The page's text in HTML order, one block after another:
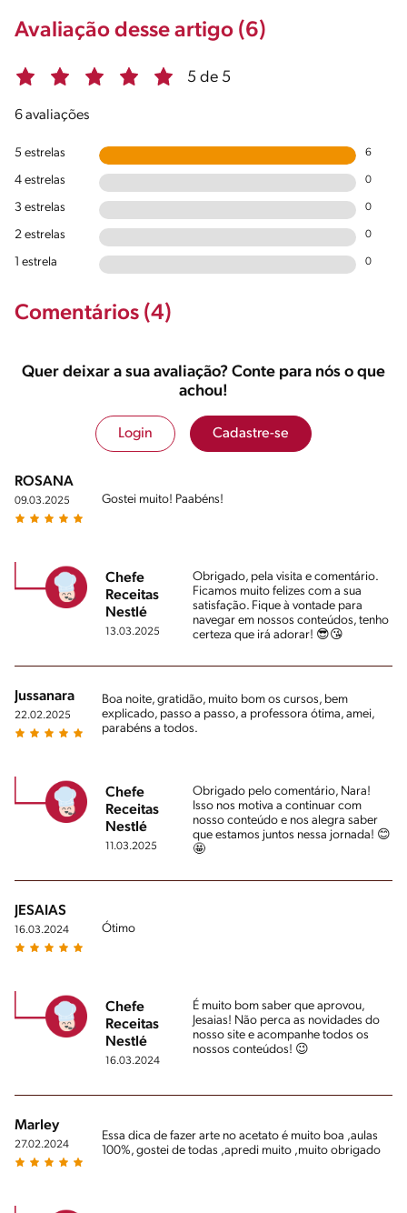
Avaliação desse artigo (6)
5 de 5
6 avaliações
5 estrelas 6
4 estrelas 0
3 estrelas 0
2 estrelas 0
1 estrela 0
Comentários (4)
Quer deixar a sua avaliação? Conte para nós o que
achou!
Login Cadastre-se
ROSANA
09.03.2025 Gostei muito! Paabéns!
Chefe
Receitas
Nestlé
13.03.2025
Obrigado, pela visita e comentário.
Ficamos muito felizes com a sua
satisfação. Fique à vontade para
navegar em nossos conteúdos, tenho
certeza que irá adorar! 😎😘
Jussanara
22.02.2025
Boa noite, gratidão, muito bom os cursos, bem
explicado, passo a passo, a professora ótima, amei,
parabéns a todos.
Chefe
Receitas
Nestlé
11.03.2025
Obrigado pelo comentário, Nara!
Isso nos motiva a continuar com
nosso conteúdo e nos alegra saber
que estamos juntos nessa jornada! 😊
🤩
JESAIAS
16.03.2024 Ótimo
Chefe
Receitas
Nestlé
16.03.2024
É muito bom saber que aprovou,
Jesaias! Não perca as novidades do
nosso site e acompanhe todos os
nossos conteúdos! 😉
Marley
27.02.2024
Essa dica de fazer arte no acetato é muito boa ,aulas
100%, gostei de todas ,apredi muito ,muito obrigado